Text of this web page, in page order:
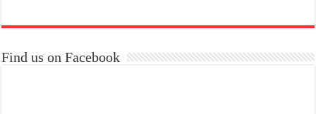
Find us on Facebook